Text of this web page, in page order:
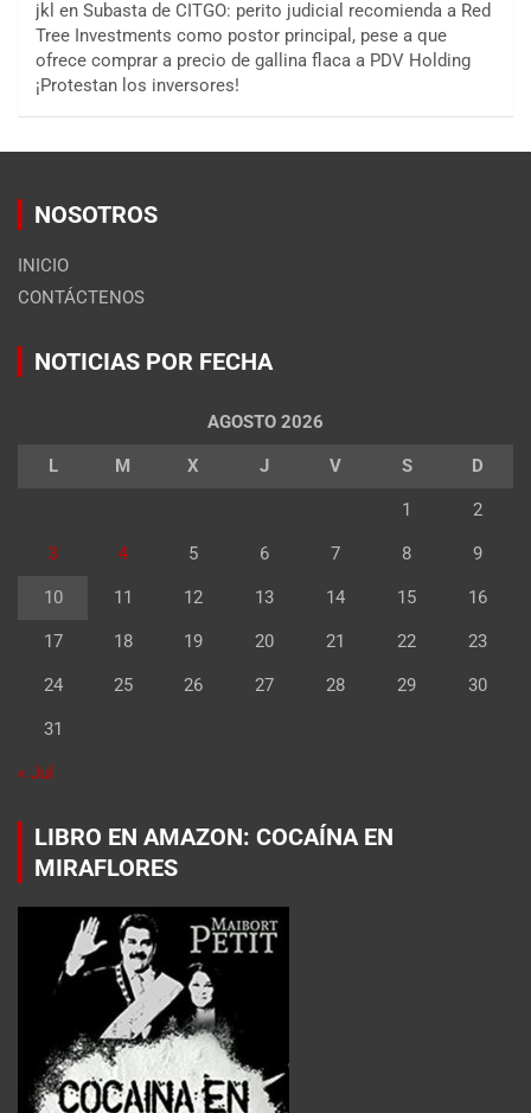
jkl en Subasta de CITGO: perito judicial recomienda a Red
Tree Investments como postor principal, pese a que
ofrece comprar a precio de gallina flaca a PDV Holding
¡Protestan los inversores!
NOSOTROS
INICIO
CONTÁCTENOS
NOTICIAS POR FECHA
AGOSTO 2026
L M X J V S D
1 2
3 4 5 6 7 8 9
10 11 12 13 14 15 16
17 18 19 20 21 22 23
24 25 26 27 28 29 30
31
« Jul
LIBRO EN AMAZON: COCAÍNA EN
MIRAFLORES